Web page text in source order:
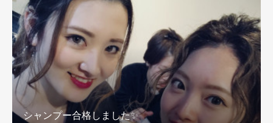
シャンプー合格しました✨